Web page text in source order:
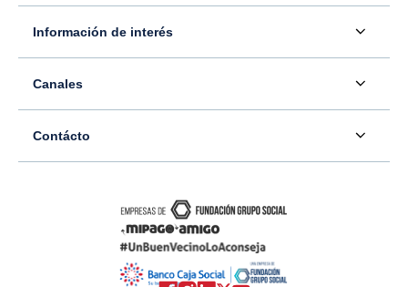
Información para inversionistas
Sala de prensa
Información adicional
Trabaje con nosotros
Transparencia y acceso a la información pública
Información de interés
Servicio - Atención al Consumidor financiero
Tutoriales canales digitales
Términos y condiciones de uso de internet
Canales
Ubíquenos
Directorios alternos
Contácto
Bogotá - Colombia